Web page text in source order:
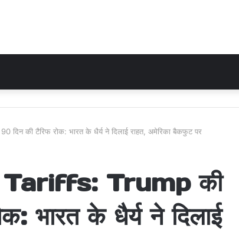
की टैरिफ रोक: भारत के धैर्य ने दिलाई राहत, अमेरिका बैकफुट पर
Trump की
भारत के धैर्य ने दिलाई